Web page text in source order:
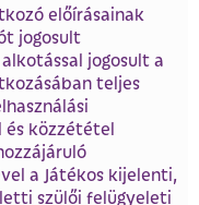
előírásainak
jogosult
jogosult a
teljes
és közzététel
a Játékos kijelenti,
szülői felügyeleti